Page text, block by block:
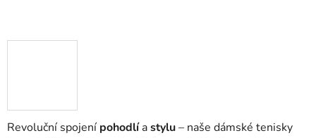
Revoluční spojení pohodlíastylu– naše dámské tenisky